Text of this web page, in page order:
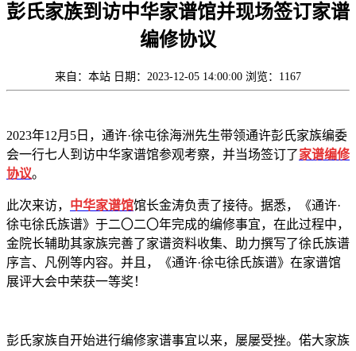
彭氏家族到访中华家谱馆并现场签订家谱
编修协议
来自：本站 日期：2023-12-05 14:00:00 浏览：1167
2023年12月5日，通许·徐屯徐海洲先生带领通许彭氏家族编委
会一行七人到访中华家谱馆参观考察，并当场签订了家谱编修
协议。
此次来访， 中华家谱馆馆长金涛负责了接待。据悉，《通许·
徐屯徐氏族谱》于二〇二〇年完成的编修事宜，在此过程中，
金院长辅助其家族完善了家谱资料收集、助力撰写了徐氏族谱
序言、凡例等内容。并且，《通许·徐屯徐氏族谱》在家谱馆
展评大会中荣获一等奖！
彭氏家族自开始进行编修家谱事宜以来，屡屡受挫。偌大家族